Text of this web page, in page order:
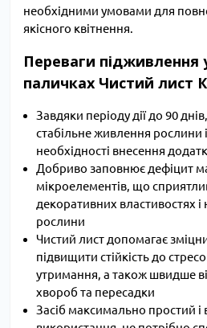
необхідними умовами для
якісного квітнення.
Переваги підживлення
паличках Чистий лист
Завдяки періоду дії до 90
стабільне живлення рослини
необхідності внесення
Добриво заповнює дефіцит
мікроелементів, що
декоративних властивостях і
рослини
Чистий лист допомагає
підвищити стійкість до
утримання, а також швидше
хвороб та пересадки
Засіб максимально простий і